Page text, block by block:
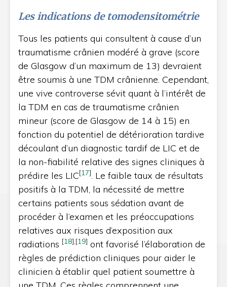
Les indications de tomodensitométrie
Tous les patients qui consultent à cause d’un
traumatisme crânien modéré à grave (score
de Glasgow d’un maximum de 13) devraient
être soumis à une TDM crânienne. Cependant,
une vive controverse sévit quant à l’intérêt de
la TDM en cas de traumatisme crânien
mineur (score de Glasgow de 14 à 15) en
fonction du potentiel de détérioration tardive
découlant d’un diagnostic tardif de LIC et de
la non-fiabilité relative des signes cliniques à
prédire les LIC[17]. Le faible taux de résultats
positifs à la TDM, la nécessité de mettre
certains patients sous sédation avant de
procéder à l’examen et les préoccupations
relatives aux risques d’exposition aux
radiations [18] [19] ont favorisé l’élaboration de
règles de prédiction cliniques pour aider le
clinicien à établir quel patient soumettre à